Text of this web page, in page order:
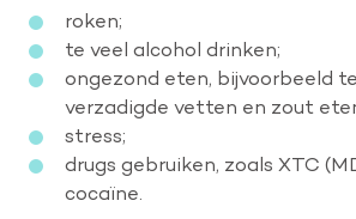
roken;
te veel alcohol drinken;
ongezond eten, bijvoorbeeld
verzadigde vetten en zout
stress;
drugs gebruiken, zoals XTC
cocaïne.